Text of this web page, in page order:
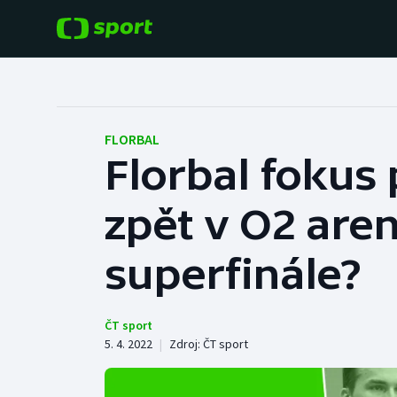
Hokej
Tenis
Baseball a softbal
Basketbal
Biatlon
FLORBAL
Florbal fokus
zpět v O2
superfinále?
ČT sport
5. 4. 2022 | Zdroj: ČT sport